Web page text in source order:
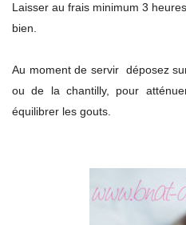
Laisser au frais minimum 3
bien.
Au moment de servir déposez
ou de la chantilly, pour
équilibrer les gouts.